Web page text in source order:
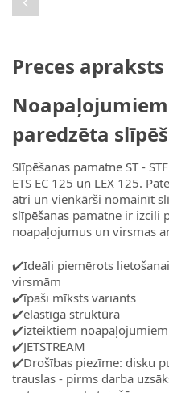
Preces apraksts
paredzēta
Slīpēšanas pamatne ST -
ETS EC 125 un LEX 125.
ātri un vienkārši nomainīt
slīpēšanas pamatne ir izcili
noapaļojumus un virsmas
✔️Ideāli piemērots
virsmām
✔️īpaši mīksts variants
✔️elastīga struktūra
✔️izteiktiem
✔️JETSTREAM
✔️Drošības piezīme: disku
trauslas - pirms darba